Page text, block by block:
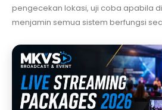
pengecekan lokasi, uji coba apabila
menjamin semua sistem berfungsi